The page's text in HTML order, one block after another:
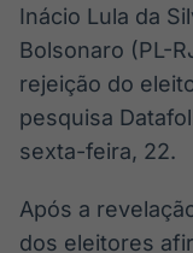
Soluções de
e Conteúdos
Inácio Lula da
Bolsonaro (PL-
rejeição do
pesquisa
sexta-feira, 22.
Após a
dos eleitores